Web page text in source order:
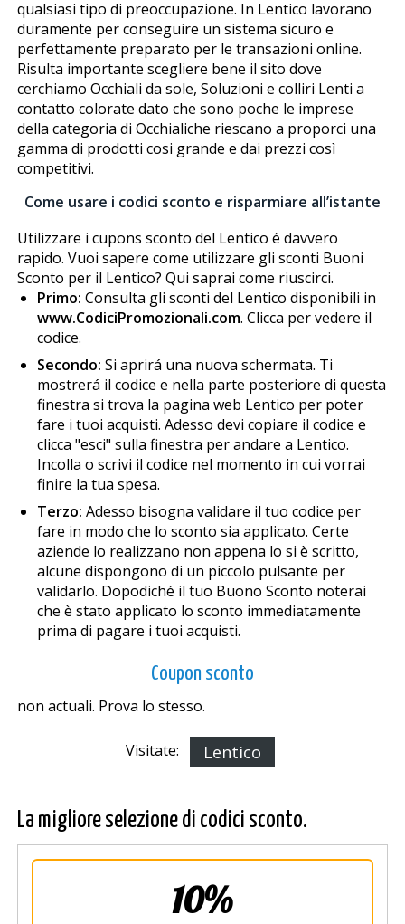
qualsiasi tipo di preoccupazione. In Lentico lavorano
duramente per conseguire un sistema sicuro e
perfettamente preparato per le transazioni online.
Risulta importante scegliere bene il sito dove
cerchiamo Occhiali da sole, Soluzioni e colliri Lenti a
contatto colorate dato che sono poche le imprese
della categoria di Occhialiche riescano a proporci una
gamma di prodotti cosi grande e dai prezzi così
competitivi.
Come usare i codici sconto e risparmiare all’istante
Utilizzare i cupons sconto del Lentico é davvero
rapido. Vuoi sapere come utilizzare gli sconti Buoni
Sconto per il Lentico? Qui saprai come riuscirci.
Primo: Consulta gli sconti del Lentico disponibili in
www.CodiciPromozionali.com. Clicca per vedere il
codice.
Secondo: Si aprirá una nuova schermata. Ti
mostrerá il codice e nella parte posteriore di questa
finestra si trova la pagina web Lentico per poter
fare i tuoi acquisti. Adesso devi copiare il codice e
clicca "esci" sulla finestra per andare a Lentico.
Incolla o scrivi il codice nel momento in cui vorrai
finire la tua spesa.
Terzo: Adesso bisogna validare il tuo codice per
fare in modo che lo sconto sia applicato. Certe
aziende lo realizzano non appena lo si è scritto,
alcune dispongono di un piccolo pulsante per
validarlo. Dopodiché il tuo Buono Sconto noterai
che è stato applicato lo sconto immediatamente
prima di pagare i tuoi acquisti.
Coupon sconto
non actuali. Prova lo stesso.
Visitate: Lentico
La migliore selezione di codici sconto.
10%